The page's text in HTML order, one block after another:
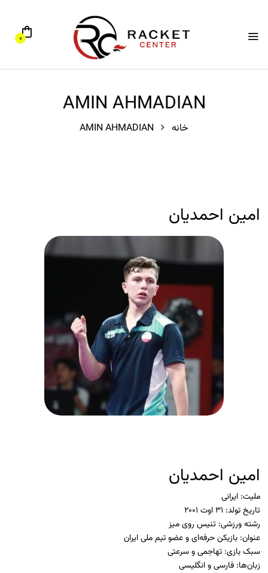
0
AMIN AHMADIAN
خانه AMIN AHMADIAN
امین احمدیان
امین احمدیان
ملیت: ایرانی
تاریخ تولد:
رشته ورزشی: تنیس روی میز
عنوان: بازیکن حرفه‌ای و عضو تیم ملی ایران
سبک بازی: تهاجمی و سرعتی
زبان‌ها: فارسی و انگلیسی